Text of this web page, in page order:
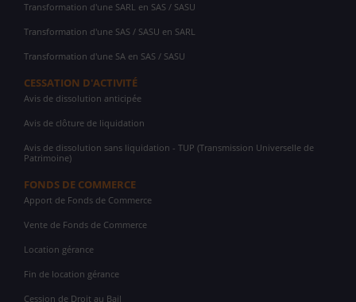
Transformation d'une SARL en SAS / SASU
Transformation d'une SAS / SASU en SARL
Transformation d'une SA en SAS / SASU
CESSATION D'ACTIVITÉ
Avis de dissolution anticipée
Avis de clôture de liquidation
Avis de dissolution sans liquidation - TUP (Transmission Universelle de
Patrimoine)
FONDS DE COMMERCE
Apport de Fonds de Commerce
Vente de Fonds de Commerce
Location gérance
Fin de location gérance
Cession de Droit au Bail